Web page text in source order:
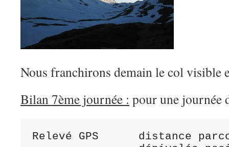
Nous franchirons demain le col visible
Bilan 7ème journée : pour une journée
Relevé GPS      distance parcourue